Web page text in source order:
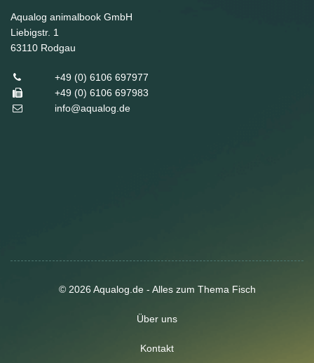
Aqualog animalbook GmbH
Liebigstr. 1
63110 Rodgau
+49 (0) 6106 697977
+49 (0) 6106 697983
info@aqualog.de
© 2026 Aqualog.de - Alles zum Thema Fisch
Über uns
Kontakt